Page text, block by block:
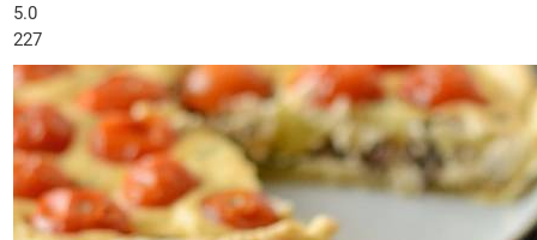
5.0
227